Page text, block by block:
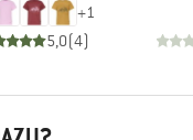
+1
5,0(4)